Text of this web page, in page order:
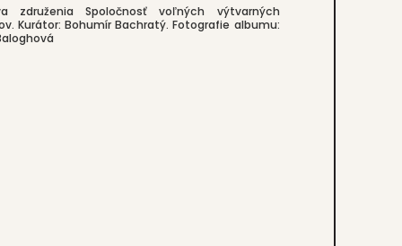
zdru­že­nia Spo­loč­nosť voľ­ných výtvar­ných
Kurá­tor: Bohu­mír Bach­ra­tý. Foto­gra­fie albu­mu: